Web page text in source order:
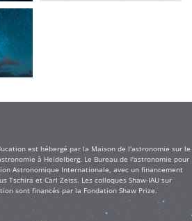
est hébergé par la Maison de l'astronomie sur le
à Heidelberg. Le Bureau de l'astronomie pour
Astronomique Internationale, avec un financement
Tschira et Carl Zeiss. Les colloques Shaw-IAU sur
sont financés par la Fondation Shaw Prize.